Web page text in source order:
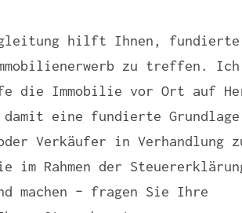
hilft Ihnen, fundierte
zu treffen.
die Immobilie vor Ort auf
damit eine fundierte
Verkäufer in Verhandlung
im Rahmen der
machen – fragen Sie Ihre